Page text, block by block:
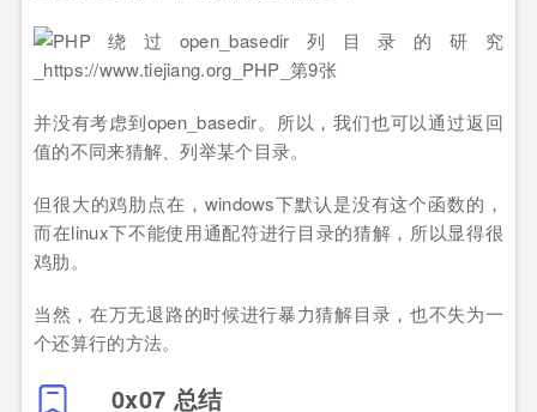
并没有考虑到open_basedir。所以，我们也可以通过返回
值的不同来猜解、列举某个目录。
但很大的鸡肋点在，windows下默认是没有这个函数的，
而在linux下不能使用通配符进行目录的猜解，所以显得很
鸡肋。
当然，在万无退路的时候进行暴力猜解目录，也不失为一
个还算行的方法。
0x07 总结